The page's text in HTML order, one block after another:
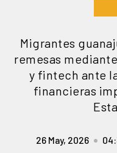
Migrantes
remesas
y fintech ante
financieras
26 May, 2026